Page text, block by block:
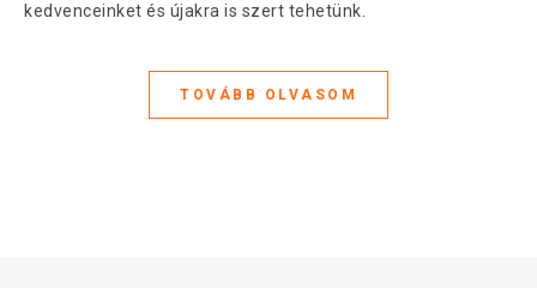
kedvenceinket és újakra is szert tehetünk.
TOVÁBB OLVASOM